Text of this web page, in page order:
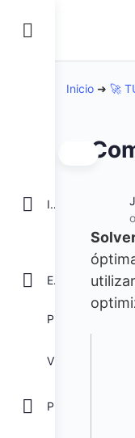
INICIO
EXCEL
VBA para Macros
Inicio ➜ 🚀